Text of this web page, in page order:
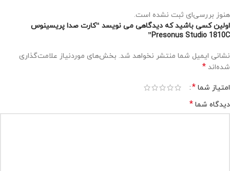
هنوز بررسی‌ای ثبت نشده است.
اولین کسی باشید که دیدگاهی می نویسد “کارت صدا پریسینوس
Presonus Studio 1810C”
نشانی ایمیل شما منتشر نخواهد شد. بخش‌های موردنیاز علامت‌گذاری
شده‌اند *
امتیاز شما *
دیدگاه شما *